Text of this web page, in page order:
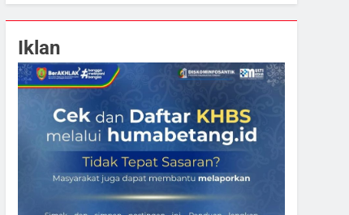
Iklan